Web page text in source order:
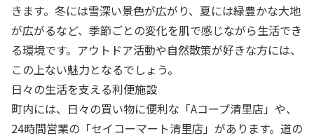
きます。冬には雪深い景色が広がり、夏には緑豊かな大地
が広がるなど、季節ごとの変化を肌で感じながら生活でき
る環境です。アウトドア活動や自然散策が好きな方には、
この上ない魅力となるでしょう。
日々の生活を支える利便施設
町内には、日々の買い物に便利な「Aコープ清里店」や、
24時間営業の「セイコーマート清里店」があります。道の